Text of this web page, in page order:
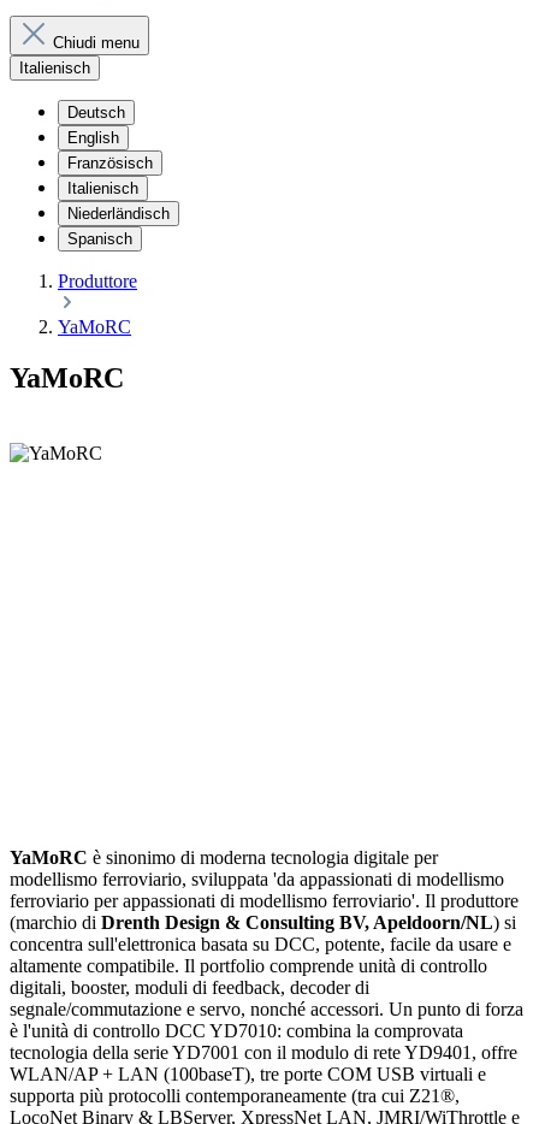
Chiudi menu
Italienisch
Deutsch
English
Französisch
Italienisch
Niederländisch
Spanisch
Produttore
YaMoRC
YaMoRC
YaMoRC è sinonimo di moderna tecnologia digitale per
modellismo ferroviario, sviluppata 'da appassionati di modellismo
ferroviario per appassionati di modellismo ferroviario'. Il produttore
(marchio di Drenth Design & Consulting BV, Apeldoorn/NL) si
concentra sull'elettronica basata su DCC, potente, facile da usare e
altamente compatibile. Il portfolio comprende unità di controllo
digitali, booster, moduli di feedback, decoder di
segnale/commutazione e servo, nonché accessori. Un punto di forza
è l'unità di controllo DCC YD7010: combina la comprovata
tecnologia della serie YD7001 con il modulo di rete YD9401, offre
WLAN/AP + LAN (100baseT), tre porte COM USB virtuali e
supporta più protocolli contemporaneamente (tra cui Z21®,
LocoNet Binary & LBServer, XpressNet LAN, JMRI/WiThrottle e